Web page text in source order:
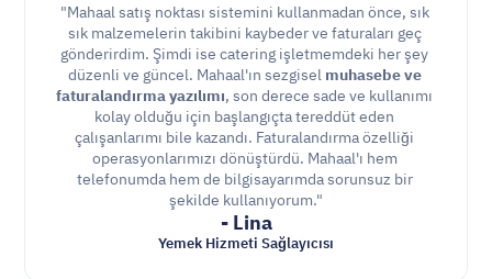
"Mahaal satış noktası sistemini kullanmadan önce, sık
sık malzemelerin takibini kaybeder ve faturaları geç
gönderirdim. Şimdi ise catering işletmemdeki her şey
düzenli ve güncel. Mahaal'ın sezgisel muhasebe ve
faturalandırma yazılımı, son derece sade ve kullanımı
kolay olduğu için başlangıçta tereddüt eden
çalışanlarımı bile kazandı. Faturalandırma özelliği
operasyonlarımızı dönüştürdü. Mahaal'ı hem
telefonumda hem de bilgisayarımda sorunsuz bir
şekilde kullanıyorum."
- Lina
Yemek Hizmeti Sağlayıcısı